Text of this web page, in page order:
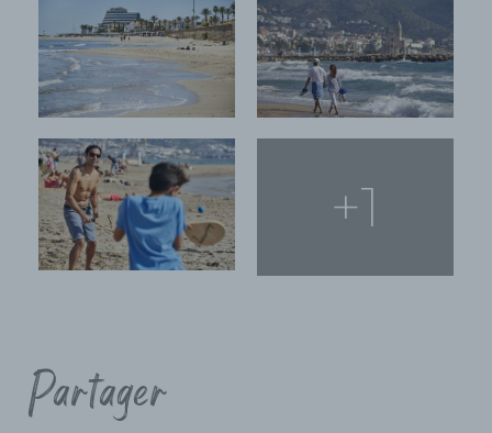
+1
Partager